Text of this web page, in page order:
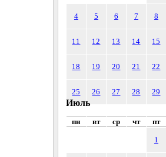
4 5 6 7 8
11 12 13 14 15
18 19 20 21 22
25 26 27 28 29
Июль
пн вт ср чт пт
1